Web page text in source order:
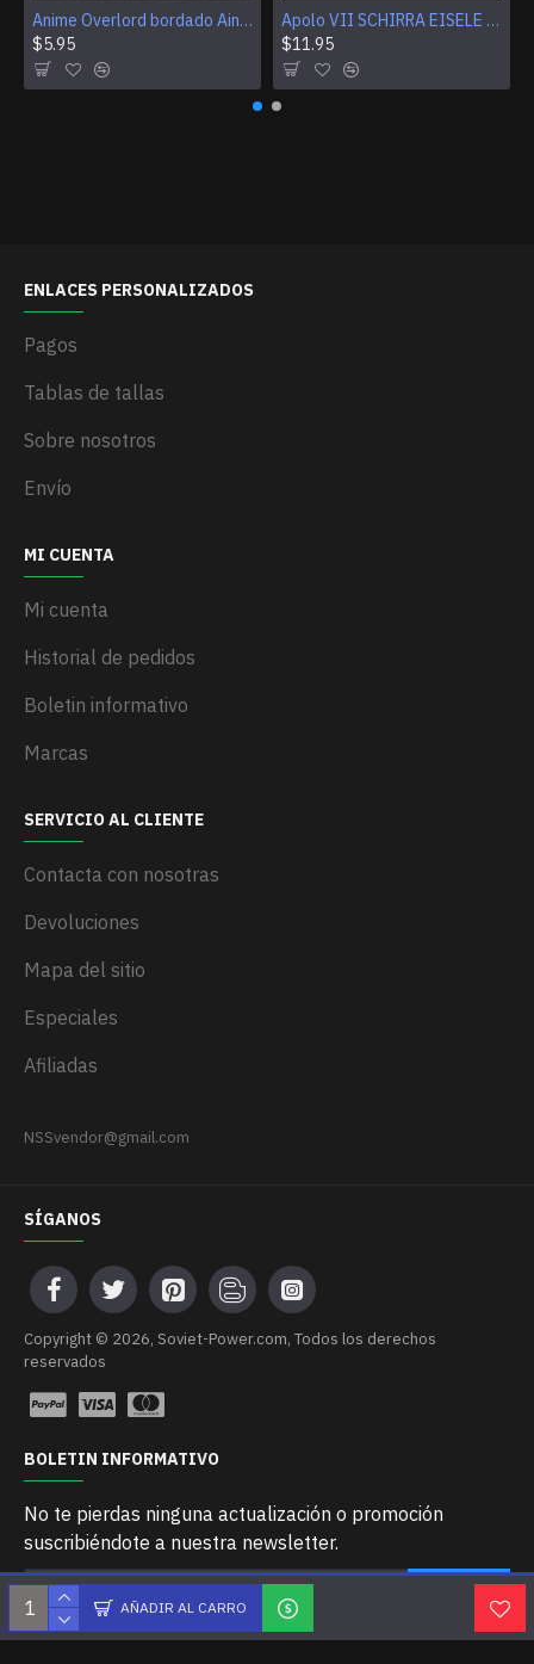
AÑADIR AL CARRO
Anime Overlord bordado Ainz Ooal Vestido parche Hechicero Rey Iron-on parche Gancho y bucle Mga bordado Coser parche Halloween Calavera regalo
$5.95
Apolo VII SCHIRRA EISELE CUNNINGHAM Logo parche bordado de la NASA
$11.95
ENLACES PERSONALIZADOS
Pagos
Tablas de tallas
Sobre nosotros
Envío
MI CUENTA
Mi cuenta
Historial de pedidos
Boletin informativo
Marcas
SERVICIO AL CLIENTE
Contacta con nosotras
Devoluciones
Mapa del sitio
Especiales
Afiliadas
NSSvendor@gmail.com
SÍGANOS
Сopyright © 2026, Soviet-Power.com, Todos los derechos
reservados
BOLETIN INFORMATIVO
No te pierdas ninguna actualización o promoción
suscribiéndote a nuestra newsletter.